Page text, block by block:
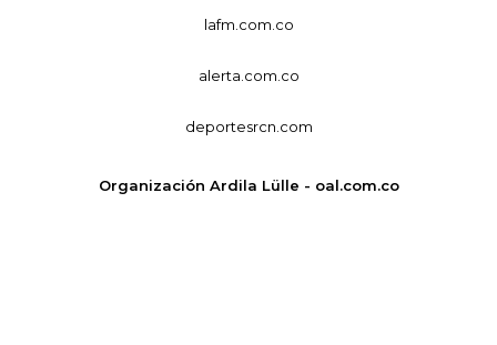
lafm.com.co
alerta.com.co
deportesrcn.com
Organización Ardila Lülle - oal.com.co